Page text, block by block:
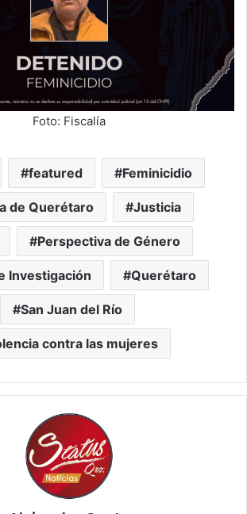
Foto: Fiscalía
featured Feminicidio
de Querétaro Justicia
Perspectiva de Género
Investigación Querétaro
San Juan del Río
contra las mujeres